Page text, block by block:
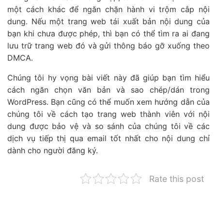
một cách khác để ngăn chặn hành vi trộm cắp nội
dung. Nếu một trang web tái xuất bản nội dung của
bạn khi chưa được phép, thì bạn có thể tìm ra ai đang
lưu trữ trang web đó và gửi thông báo gỡ xuống theo
DMCA.
Chúng tôi hy vọng bài viết này đã giúp bạn tìm hiểu
cách ngăn chọn văn bản và sao chép/dán trong
WordPress. Bạn cũng có thể muốn xem hướng dẫn của
chúng tôi về cách tạo trang web thành viên với nội
dung được bảo vệ và so sánh của chúng tôi về các
dịch vụ tiếp thị qua email tốt nhất cho nội dung chỉ
dành cho người đăng ký.
Rate this post